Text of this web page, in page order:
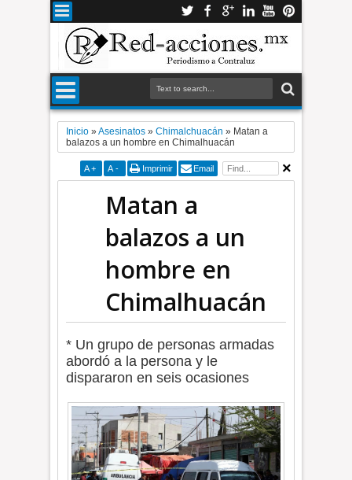
Inicio »Asesinatos »Chimalchuacán » Matan a
balazos a un hombre en Chimalhuacán
A + A - Imprimir Email
Matan a
balazos a un
hombre en
Chimalhuacán
* Un grupo de personas armadas
abordó a la persona y le
dispararon en seis ocasiones